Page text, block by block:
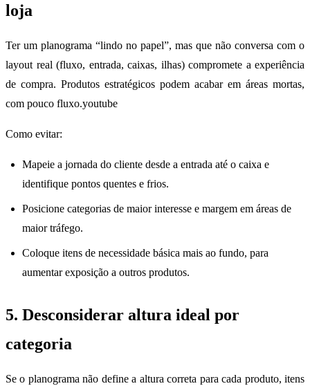
loja
Ter um planograma “lindo no papel”, mas que não conversa com o
layout real (fluxo, entrada, caixas, ilhas) compromete a experiência
de compra. Produtos estratégicos podem acabar em áreas mortas,
com pouco fluxo.youtube​
Como evitar:
Mapeie a jornada do cliente desde a entrada até o caixa e
identifique pontos quentes e frios.
Posicione categorias de maior interesse e margem em áreas de
maior tráfego.
Coloque itens de necessidade básica mais ao fundo, para
aumentar exposição a outros produtos.
5. Desconsiderar altura ideal por
categoria
Se o planograma não define a altura correta para cada produto, itens